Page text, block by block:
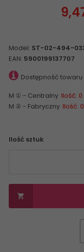
Model: ST-02-494-
EAN: 5900199137707
Dostępność towaru
M ① - Centralny Ilość: 0
M ② - Fabryczny Ilość: 0
Ilość sztuk
